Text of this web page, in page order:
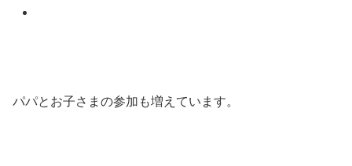
パパとお子さまの参加も増えています。